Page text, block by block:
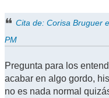
Cita de: Corisa Bruguer
PM
Pregunta para los
acabar en algo gordo,
no es nada normal